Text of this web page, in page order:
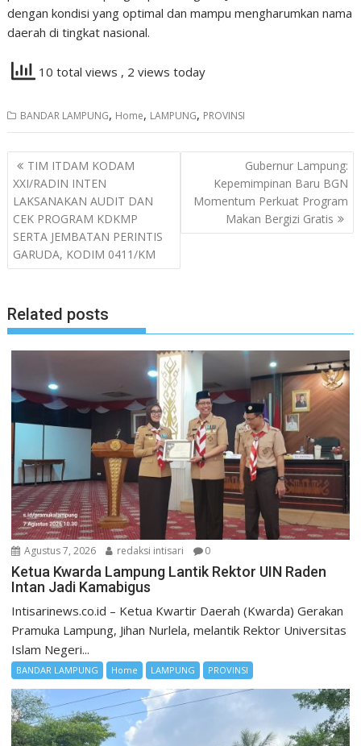
dengan kondisi yang optimal dan mampu mengharumkan nama
daerah di tingkat nasional.
10 total views , 2 views today
BANDAR LAMPUNG, Home, LAMPUNG, PROVINSI
Navigasi
pos
TIM ITDAM KODAM
XXI/RADIN INTEN
LAKSANAKAN AUDIT DAN
CEK PROGRAM KDKMP
SERTA JEMBATAN PERINTIS
GARUDA, KODIM 0411/KM
Gubernur Lampung:
Kepemimpinan Baru BGN
Momentum Perkuat Program
Makan Bergizi Gratis
Related posts
Agustus 7, 2026 redaksi intisari 0
Ketua Kwarda Lampung Lantik Rektor UIN Raden
Intan Jadi Kamabigus
Intisarinews.co.id – Ketua Kwartir Daerah (Kwarda) Gerakan
Pramuka Lampung, Jihan Nurlela, melantik Rektor Universitas
Islam Negeri...
BANDAR LAMPUNG Home LAMPUNG PROVINSI